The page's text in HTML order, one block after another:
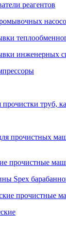
реагентов
инженерных
труб,
прочистных
прочистные
Spex
прочистные